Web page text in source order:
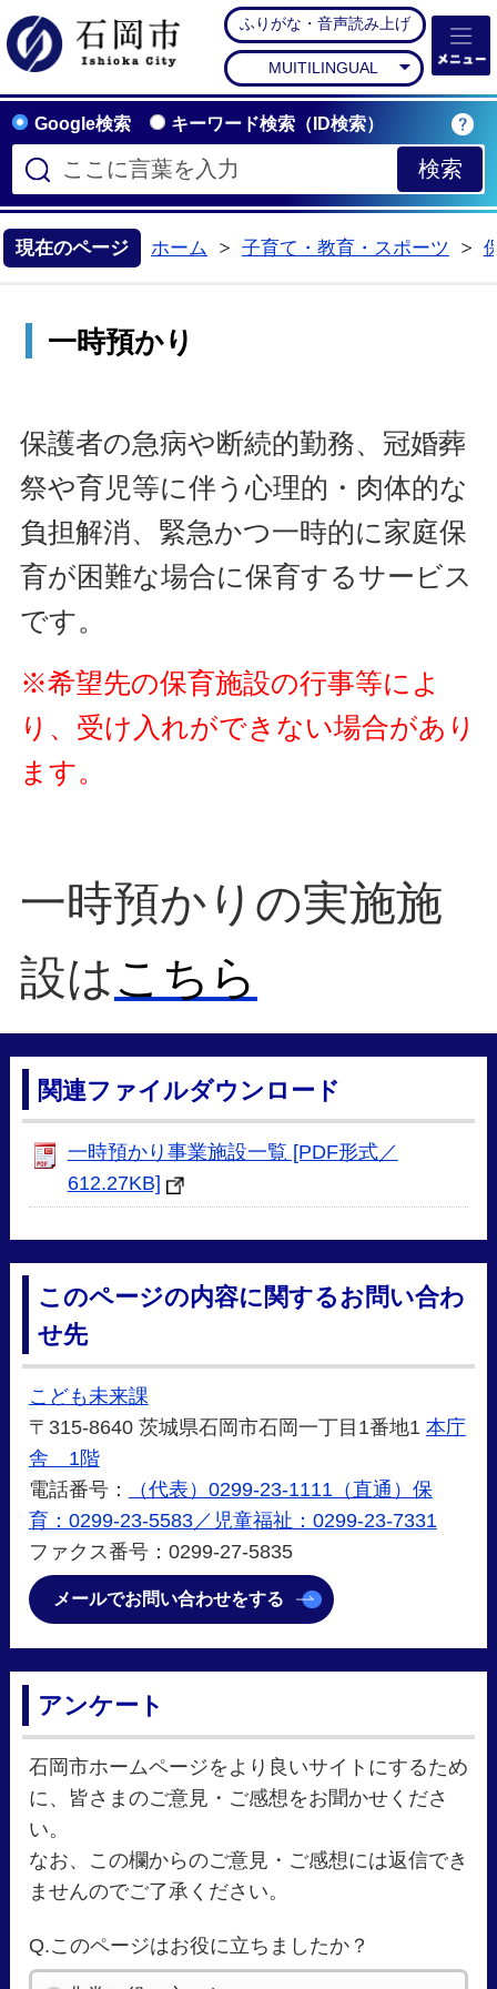
石岡市公式ホームペー
ふりがな・音声読み上げ
MUITILINGUAL
Google検索 キーワード検索（ID検索）
現在のページ ホーム
子育て・教育・スポーツ
一時預かり
保護者の急病や断続的勤務、冠婚葬
祭や育児等に伴う心理的・肉体的な
負担解消、緊急かつ一時的に家庭保
育が困難な場合に保育するサービス
です。
※希望先の保育施設の行事等によ
り、受け入れができない場合があり
ます。
一時預かりの実施施
設は こちら
関連ファイルダウンロード
一時預かり事業施設一覧 [PDF形式／
612.27KB]
このページの内容に関するお問い合わ
せ先
こども未来課
〒315-8640 茨城県石岡市石岡一丁目1番地1 本庁
舎 1階
電話番号：
（代表）0299-23-1111（直通）保
育：0299-23-5583／児童福祉：0299-23-7331
ファクス番号：0299-27-5835
メールでお問い合わせをする
アンケート
石岡市ホームページをより良いサイトにするため
に、皆さまのご意見・ご感想をお聞かせくださ
い。
なお、この欄からのご意見・ご感想には返信でき
ませんのでご了承ください。
Q.このページはお役に立ちましたか？